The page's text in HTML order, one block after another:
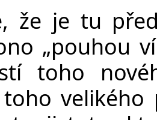
že je tu
„pouhou
toho
velikého